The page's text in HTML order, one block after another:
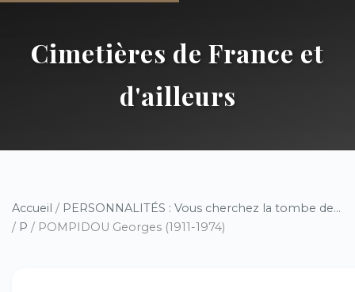
Cimetières de France et
d'ailleurs
Accueil / PERSONNALITÉS : Vous cherchez la tombe de...
/ P / POMPIDOU Georges (1911-1974)